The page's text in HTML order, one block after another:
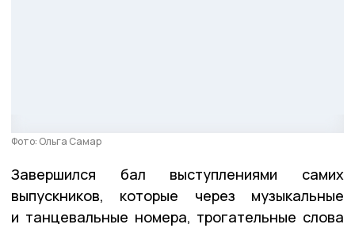
Фото: Ольга Самар
Завершился бал выступлениями самих
выпускников, которые через музыкальные
и танцевальные номера, трогательные слова